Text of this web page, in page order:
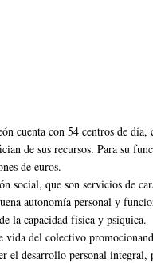
cuenta con 54 centros de día,
de sus recursos. Para su
de euros.
social, que son servicios de
autonomía personal y
la capacidad física y psíquica.
vida del colectivo
el desarrollo personal integral,